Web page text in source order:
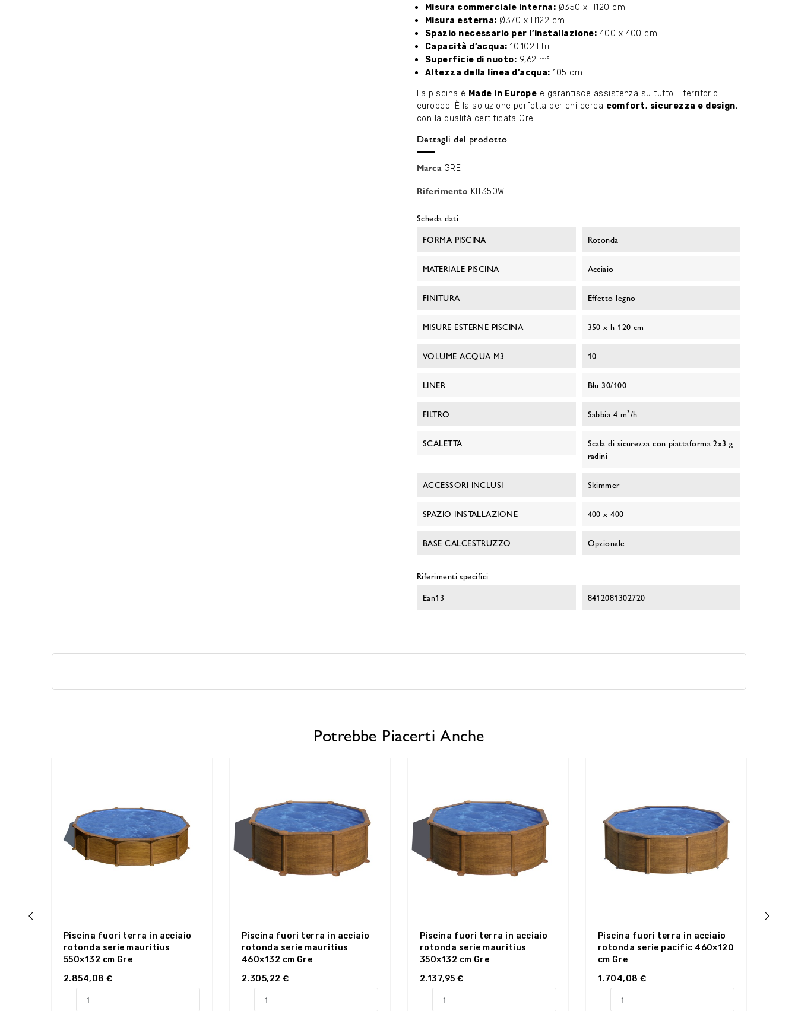
Misura commerciale interna: Ø350 x H120 cm
Misura esterna: Ø370 x H122 cm
Spazio necessario per l’installazione: 400 x 400 cm
Capacità d’acqua: 10.102 litri
Superficie di nuoto: 9,62 m²
Altezza della linea d’acqua: 105 cm
La piscina è Made in Europe e garantisce assistenza su tutto il territorio
europeo. È la soluzione perfetta per chi cerca comfort, sicurezza e design,
con la qualità certificata Gre.
Dettagli del prodotto
Marca GRE
Riferimento KIT350W
Scheda dati
FORMA PISCINA
Rotonda
MATERIALE PISCINA Acciaio
FINITURA Effetto legno
MISURE ESTERNE PISCINA 350 x h 120 cm
VOLUME ACQUA M3 10
LINER Blu 30/100
FILTRO Sabbia 4 m³/h
SCALETTA
Scala di sicurezza con piattaforma 2x3 g
radini
ACCESSORI INCLUSI Skimmer
SPAZIO INSTALLAZIONE 400 x 400
BASE CALCESTRUZZO Opzionale
Riferimenti specifici
Ean13
8412081302720
Potrebbe Piacerti Anche
Piscina fuori terra in acciaio
rotonda serie mauritius
550×132 cm Gre
2.854,08 €
Piscina fuori terra in acciaio
rotonda serie mauritius
460×132 cm Gre
2.305,22 €
Piscina fuori terra in acciaio
rotonda serie mauritius
350×132 cm Gre
2.137,95 €
Piscina fuori terra in acciaio
rotonda serie pacific 460×120
cm Gre
1.704,08 €